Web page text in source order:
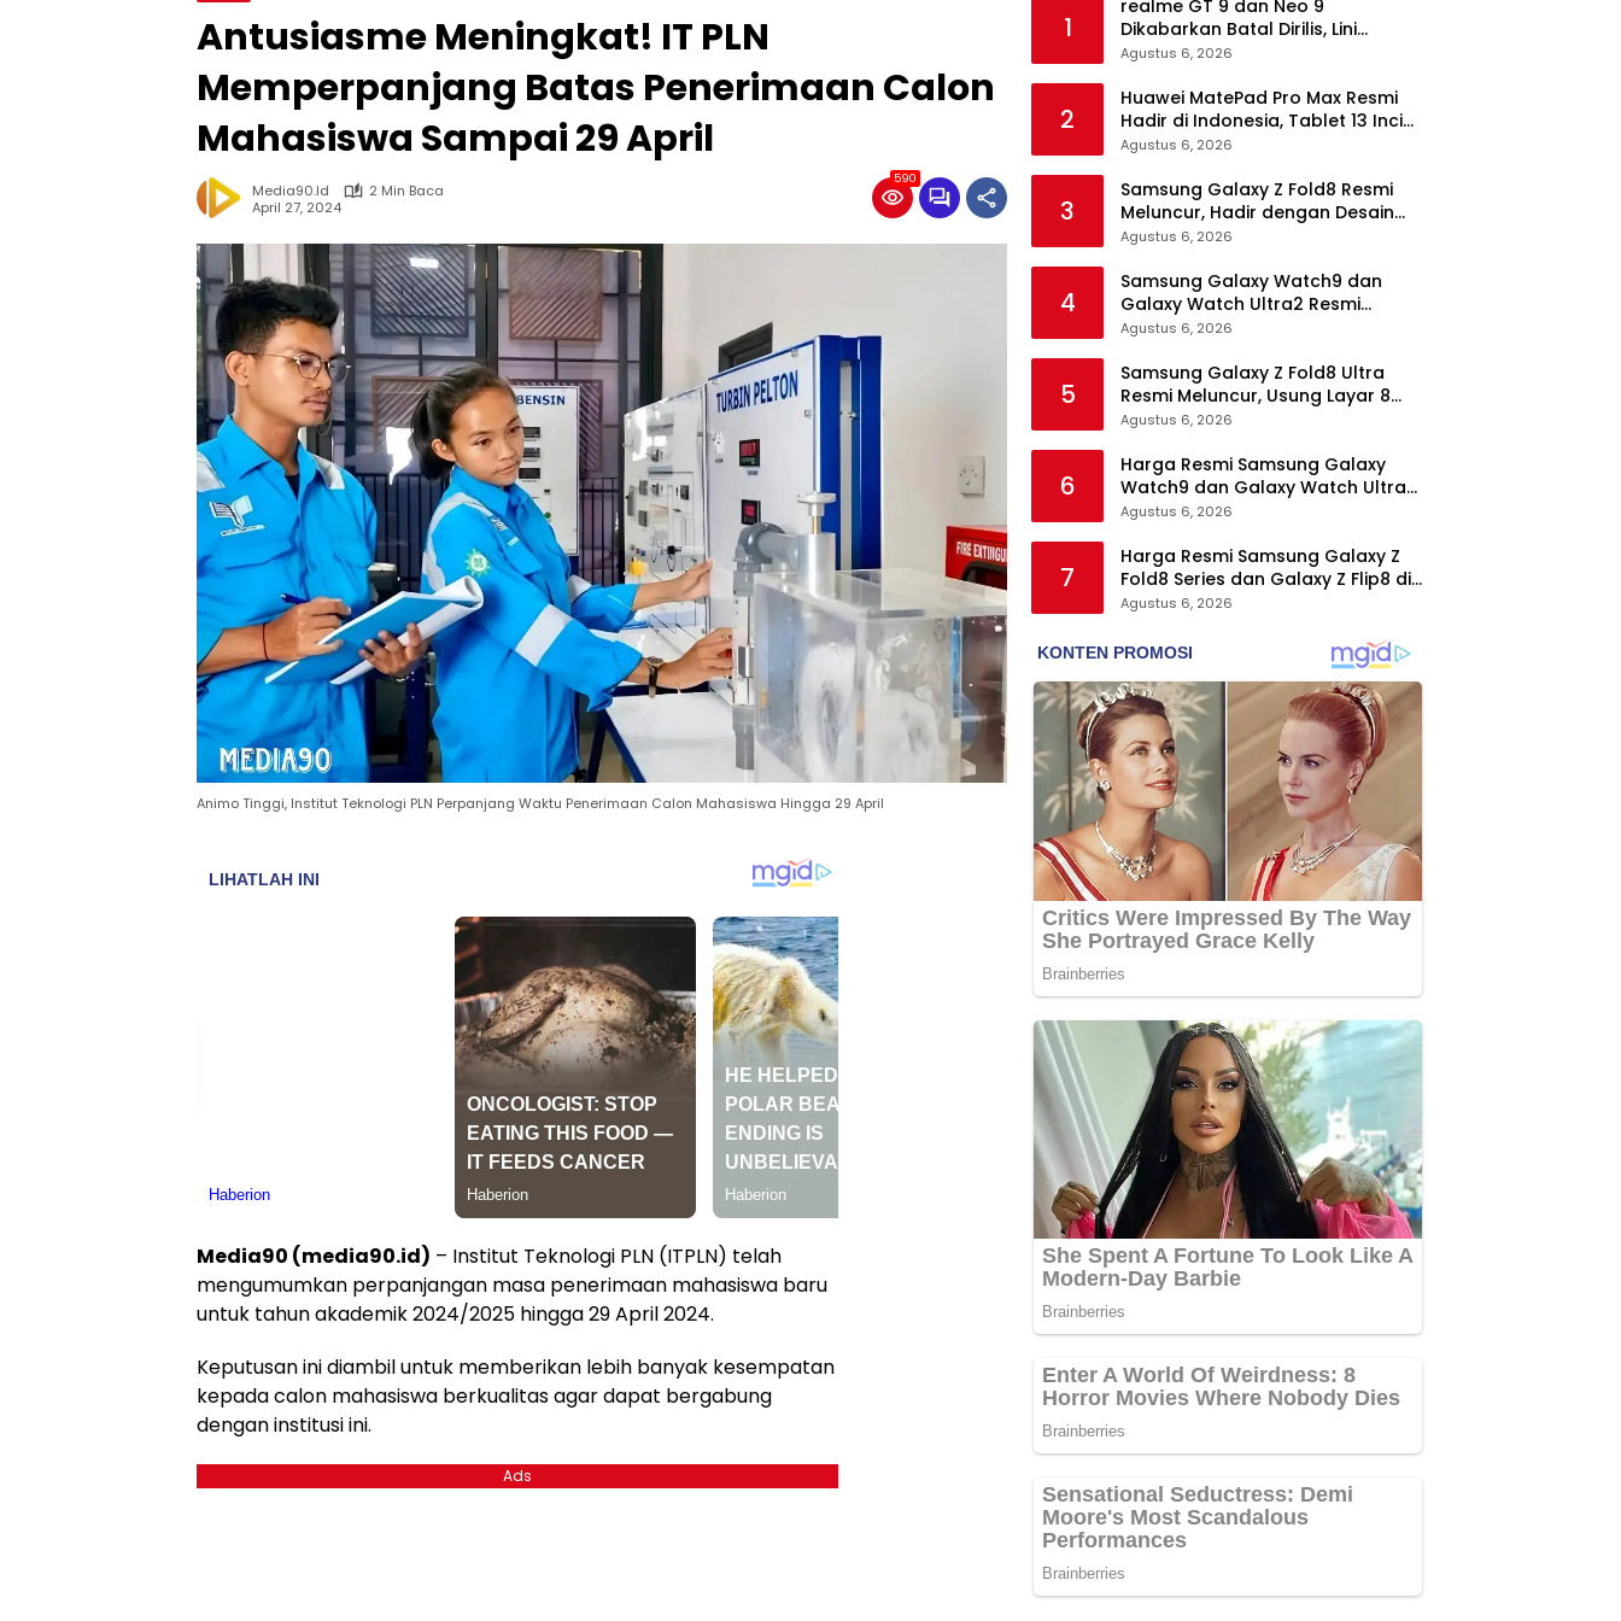
Antusiasme Meningkat! IT PLN
Memperpanjang Batas Penerimaan Calon
Mahasiswa Sampai 29 April
Media90.id
2 Min Baca
April 27, 2024
590
Animo Tinggi, Institut Teknologi PLN Perpanjang Waktu Penerimaan Calon Mahasiswa Hingga 29 April
Media90 (media90.id) – Institut Teknologi PLN (ITPLN) telah
mengumumkan perpanjangan masa penerimaan mahasiswa baru
untuk tahun akademik 2024/2025 hingga 29 April 2024.
Keputusan ini diambil untuk memberikan lebih banyak kesempatan
kepada calon mahasiswa berkualitas agar dapat bergabung
dengan institusi ini.
Ads
1
realme GT 9 dan Neo 9
Dikabarkan Batal Dirilis, Lini
Flagship realme Terancam
Agustus 6, 2026
2
Huawei MatePad Pro Max Resmi
Hadir di Indonesia, Tablet 13 Inci
Tertipis dan Teringan
Agustus 6, 2026
3
Samsung Galaxy Z Fold8 Resmi
Meluncur, Hadir dengan Desain
Lebih Pendek dan Lebar
Agustus 6, 2026
4
Samsung Galaxy Watch9 dan
Galaxy Watch Ultra2 Resmi
Meluncur, Bawa AI, Snapdragon
Baru
Agustus 6, 2026
5
Samsung Galaxy Z Fold8 Ultra
Resmi Meluncur, Usung Layar 8
Inci, Kamera 200MP dan
Agustus 6, 2026
6
Harga Resmi Samsung Galaxy
Watch9 dan Galaxy Watch Ultra2
di Indonesia, Mulai Rp5,9 Jutaan
Agustus 6, 2026
7
Harga Resmi Samsung Galaxy Z
Fold8 Series dan Galaxy Z Flip8 di
Indonesia, Mulai Rp19 Jutaan
Agustus 6, 2026